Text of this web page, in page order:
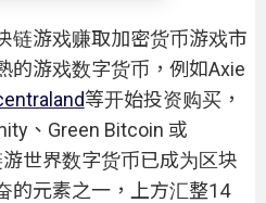
链游戏赚取加密货币游戏市
的游戏数字货币，例如Axie
等开始投资购买，
、Green Bitcoin 或
世界数字货币已成为区块
的元素之一，上方汇整14